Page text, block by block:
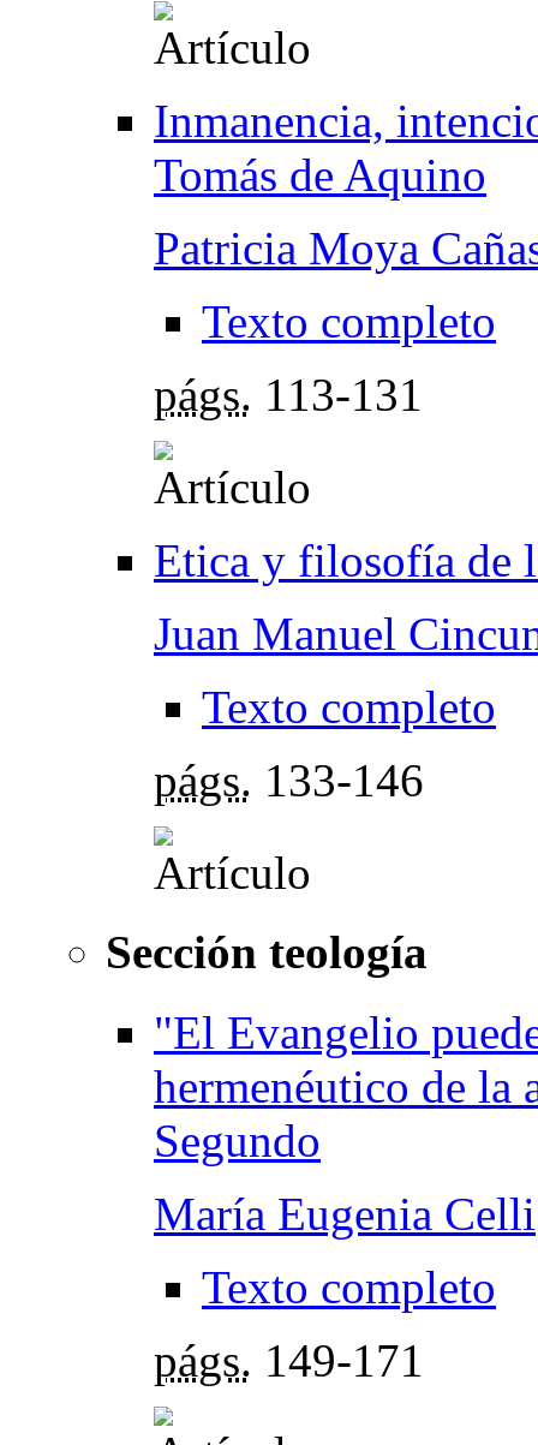
Inmanencia,
Tomás de Aquino
Patricia Moya
Texto completo
págs. 113-131
Etica y filosofía de
Juan Manuel
Texto completo
págs. 133-146
Sección teología
"El Evangelio
hermenéutico de la
Segundo
María Eugenia Celli
Texto completo
págs. 149-171